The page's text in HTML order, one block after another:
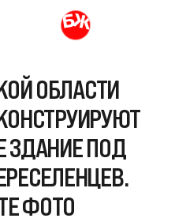
ОБЛАСТИ
ЗДАНИЕ ПОД
ФОТО